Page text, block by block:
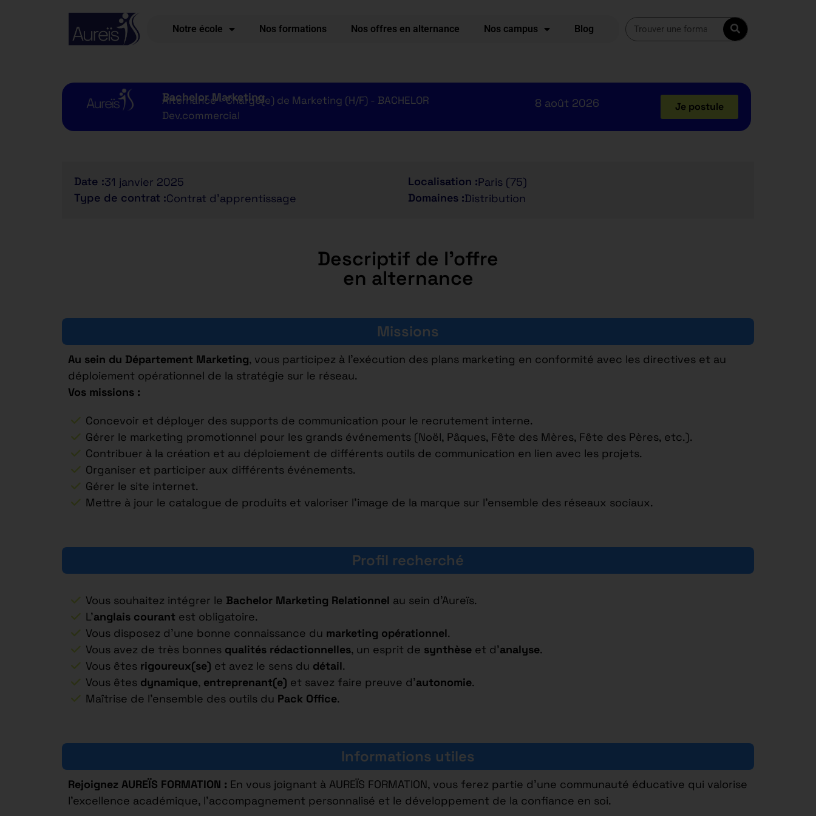
Notre école Nos formations Nos offres en alternance Nos campus Blog
Bachelor Marketing
Alternance - Chargé(e) de Marketing (H/F) - BACHELOR
Dev.commercial
8 août 2026 Je postule
Date :31 janvier 2025
Type de contrat :Contrat d'apprentissage
Localisation :Paris (75)
Domaines :Distribution
Descriptif de l'offre
en alternance
Missions
Au sein du Département Marketing, vous participez à l’exécution des plans marketing en conformité avec les directives et au
déploiement opérationnel de la stratégie sur le réseau.
Vos missions :
Concevoir et déployer des supports de communication pour le recrutement interne.
Gérer le marketing promotionnel pour les grands événements (Noël, Pâques, Fête des Mères, Fête des Pères, etc.).
Contribuer à la création et au déploiement de différents outils de communication en lien avec les projets.
Organiser et participer aux différents événements.
Gérer le site internet.
Mettre à jour le catalogue de produits et valoriser l’image de la marque sur l’ensemble des réseaux sociaux.
Profil recherché
Vous souhaitez intégrer le Bachelor Marketing Relationnel au sein d’Aureïs.
L’anglais courant est obligatoire.
Vous disposez d’une bonne connaissance du marketing opérationnel.
Vous avez de très bonnes qualités rédactionnelles, un esprit de synthèse et d’analyse.
Vous êtes rigoureux(se) et avez le sens du détail.
Vous êtes dynamique, entreprenant(e) et savez faire preuve d’autonomie.
Maîtrise de l’ensemble des outils du Pack Office.
Informations utiles
Rejoignez AUREÏS FORMATION : En vous joignant à AUREÏS FORMATION, vous ferez partie d’une communauté éducative qui valorise
l’excellence académique, l’accompagnement personnalisé et le développement de la confiance en soi.